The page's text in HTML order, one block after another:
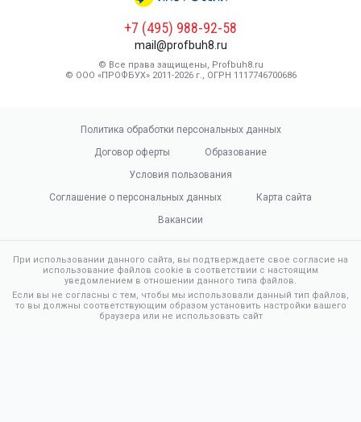
+7 (495) 988-92-58
mail@profbuh8.ru
© Все права защищены, Profbuh8.ru
© ООО «ПРОФБУХ» 2011-2026 г., ОГРН 1117746700686
Политика обработки персональных данных
Договор оферты
Образование
Условия пользования
Соглашение о персональных данных
Карта сайта
Вакансии
При использовании данного сайта, вы подтверждаете свое согласие на
использование файлов cookie в соответствии с настоящим
уведомлением в отношении данного типа файлов.
Если вы не согласны с тем, чтобы мы использовали данный тип файлов,
то вы должны соответствующим образом установить настройки вашего
браузера или не использовать сайт